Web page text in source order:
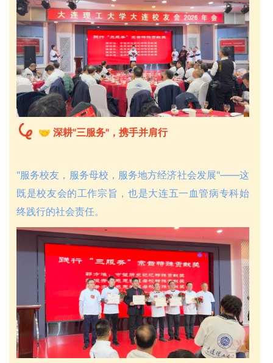
🤝 深耕"三服务"，携手并肩行
"服务校友，服务母校，服务地方经济社会发展"——这
既是校友会的工作宗旨，也是大连五一血管病专科始
终践行的社会责任。